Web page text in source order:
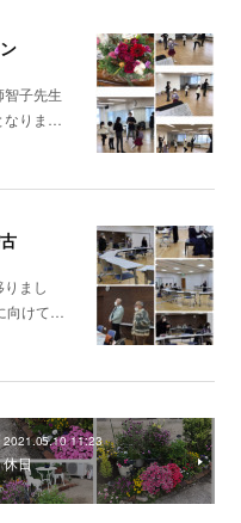
子先生
なりま…
まし
向けて…
2021.05.10 11:23
休日